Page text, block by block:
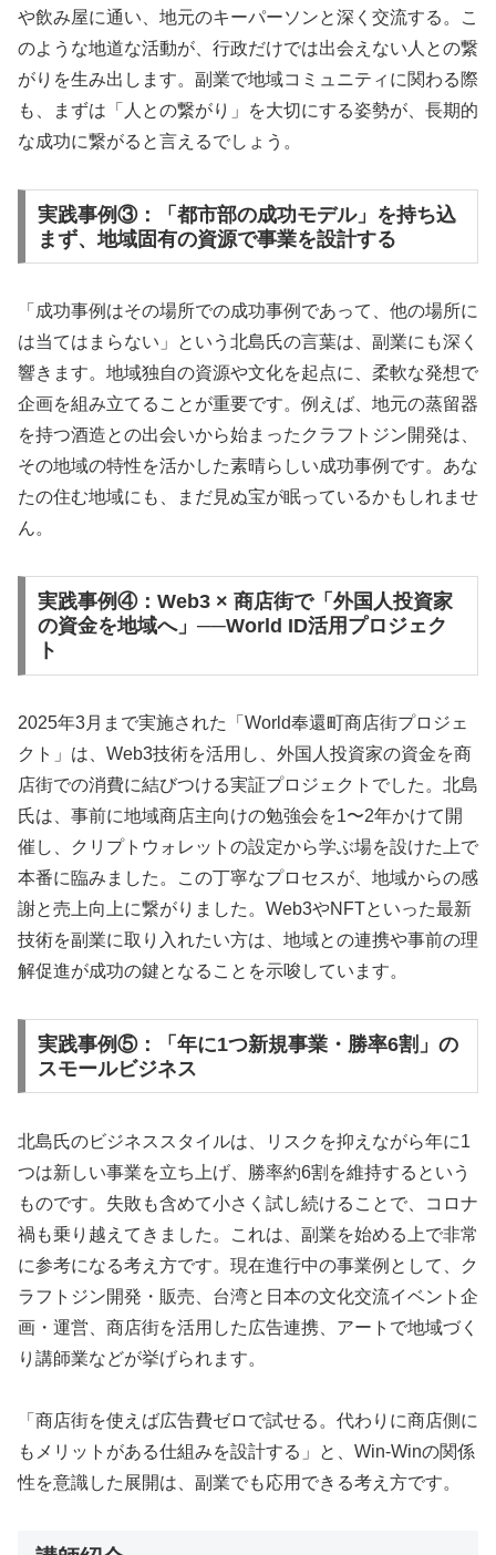
や飲み屋に通い、地元のキーパーソンと深く交流する。こ
のような地道な活動が、行政だけでは出会えない人との繋
がりを生み出します。副業で地域コミュニティに関わる際
も、まずは「人との繋がり」を大切にする姿勢が、長期的
な成功に繋がると言えるでしょう。
実践事例③：「都市部の成功モデル」を持ち込
まず、地域固有の資源で事業を設計する
「成功事例はその場所での成功事例であって、他の場所に
は当てはまらない」という北島氏の言葉は、副業にも深く
響きます。地域独自の資源や文化を起点に、柔軟な発想で
企画を組み立てることが重要です。例えば、地元の蒸留器
を持つ酒造との出会いから始まったクラフトジン開発は、
その地域の特性を活かした素晴らしい成功事例です。あな
たの住む地域にも、まだ見ぬ宝が眠っているかもしれませ
ん。
実践事例④：Web3 × 商店街で「外国人投資家
の資金を地域へ」──World ID活用プロジェク
ト
2025年3月まで実施された「World奉還町商店街プロジェ
クト」は、Web3技術を活用し、外国人投資家の資金を商
店街での消費に結びつける実証プロジェクトでした。北島
氏は、事前に地域商店主向けの勉強会を1〜2年かけて開
催し、クリプトウォレットの設定から学ぶ場を設けた上で
本番に臨みました。この丁寧なプロセスが、地域からの感
謝と売上向上に繋がりました。Web3やNFTといった最新
技術を副業に取り入れたい方は、地域との連携や事前の理
解促進が成功の鍵となることを示唆しています。
実践事例⑤：「年に1つ新規事業・勝率6割」の
スモールビジネス
北島氏のビジネススタイルは、リスクを抑えながら年に1
つは新しい事業を立ち上げ、勝率約6割を維持するという
ものです。失敗も含めて小さく試し続けることで、コロナ
禍も乗り越えてきました。これは、副業を始める上で非常
に参考になる考え方です。現在進行中の事業例として、ク
ラフトジン開発・販売、台湾と日本の文化交流イベント企
画・運営、商店街を活用した広告連携、アートで地域づく
り講師業などが挙げられます。
「商店街を使えば広告費ゼロで試せる。代わりに商店側に
もメリットがある仕組みを設計する」と、Win-Winの関係
性を意識した展開は、副業でも応用できる考え方です。